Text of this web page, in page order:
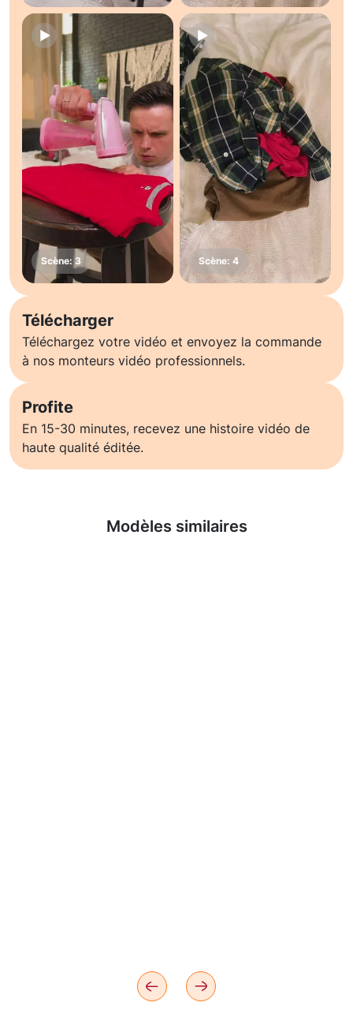
Télécharger
Téléchargez votre vidéo et envoyez la commande
à nos monteurs vidéo professionnels.
Profite
En 15-30 minutes, recevez une histoire vidéo de
haute qualité éditée.
Modèles similaires
En savoir plus